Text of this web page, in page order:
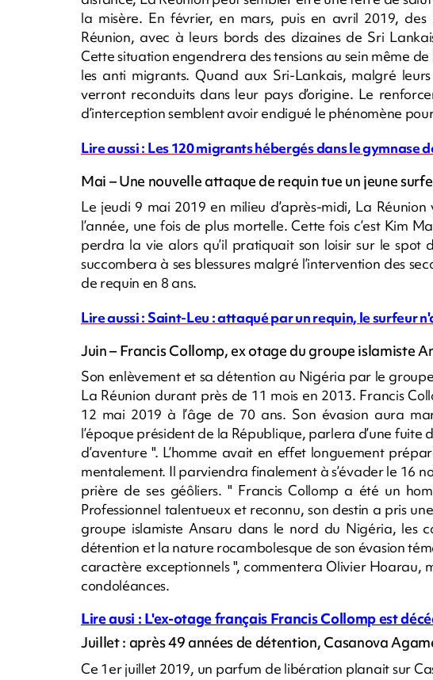
la misère. En février, en mars, puis en avril 2019,
Réunion, avec à leurs bords des dizaines de Sri
Cette situation engendrera des tensions au sein même
les anti migrants. Quand aux Sri-Lankais, malgré
verront reconduits dans leur pays d’origine. Le
d’interception semblent avoir endigué le phénomène pour
Lire aussi : Les 120 migrants hébergés dans le gymnase
Mai – Une nouvelle attaque de requin tue un jeune
Le jeudi 9 mai 2019 en milieu d’après-midi, La
l’année, une fois de plus mortelle. Cette fois c’est Kim
perdra la vie alors qu’il pratiquait son loisir sur le spot
succombera à ses blessures malgré l’intervention des
de requin en 8 ans.
Lire aussi : Saint-Leu : attaqué par un requin, le surfeur
Juin – Francis Collomp, ex otage du groupe islamiste
Son enlèvement et sa détention au Nigéria par le
La Réunion durant près de 11 mois en 2013. Francis
12 mai 2019 à l’âge de 70 ans. Son évasion aura
l’époque président de la République, parlera d’une fuite
d’aventure ". L’homme avait en effet longuement
mentalement. Il parviendra finalement à s’évader le 16
prière de ses géôliers. " Francis Collomp a été un
Professionnel talentueux et reconnu, son destin a pris
groupe islamiste Ansaru dans le nord du Nigéria, les
détention et la nature rocambolesque de son évasion
caractère exceptionnels ", commentera Olivier Hoarau,
condoléances.
Lire ausi : L'ex-otage français Francis Collomp est
Juillet : après 49 années de détention, Casanova
Ce 1er juillet 2019, un parfum de libération planait sur